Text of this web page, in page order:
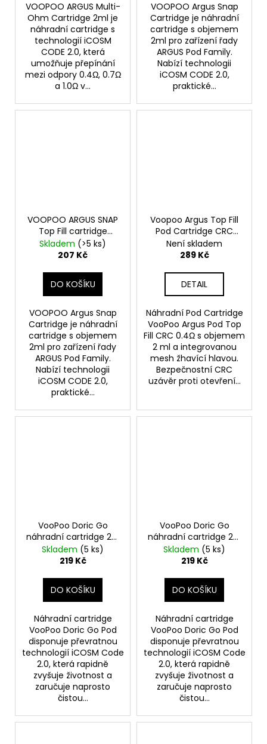
VOOPOO ARGUS Multi-
Ohm Cartridge 2ml je
náhradní cartridge s
technologií iCOSM
CODE 2.0, která
umožňuje přepínání
mezi odpory 0.4Ω, 0.7Ω
a 1.0Ω v...
VOOPOO Argus Snap
Cartridge je náhradní
cartridge s objemem
2ml pro zařízení řady
ARGUS Pod Family.
Nabízí technologii
iCOSM CODE 2.0,
praktické...
VOOPOO ARGUS SNAP
Top Fill cartridge
0,4ohm 2ml 3Pack
Skladem (>5 ks)
207 Kč
DO KOŠÍKU
VOOPOO Argus Snap
Cartridge je náhradní
cartridge s objemem
2ml pro zařízení řady
ARGUS Pod Family.
Nabízí technologii
iCOSM CODE 2.0,
praktické...
Voopoo Argus Top Fill
Pod Cartridge CRC
0,4ohm 2ml 3ks
Není skladem
289 Kč
DETAIL
Náhradní Pod Cartridge
VooPoo Argus Pod Top
Fill CRC 0.4Ω s objemem
2 ml a integrovanou
mesh žhavící hlavou.
Bezpečnostní CRC
uzávěr proti otevření...
VooPoo Doric Go
náhradní cartridge 2ks
odpor 1,0ohm
Skladem (5 ks)
219 Kč
DO KOŠÍKU
Náhradní cartridge
VooPoo Doric Go Pod
disponuje převratnou
technologií iCOSM Code
2.0, která rapidně
zvyšuje životnost a
zaručuje naprosto
čistou...
VooPoo Doric Go
náhradní cartridge 2ks
odpor 0,6ohm
Skladem (5 ks)
219 Kč
DO KOŠÍKU
Náhradní cartridge
VooPoo Doric Go Pod
disponuje převratnou
technologií iCOSM Code
2.0, která rapidně
zvyšuje životnost a
zaručuje naprosto
čistou...